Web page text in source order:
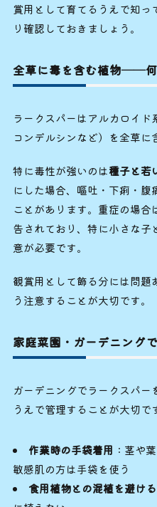
賞用として育てるうえで知
り確認しておきましょう。
全草に毒を含む植物──
ラークスパーはアルカロイド
コンデルシンなど）を全草に
特に毒性が強いのは種子と若
にした場合、嘔吐・下痢・腹
ことがあります。重症の場
告されており、特に小さな
意が必要です。
観賞用として飾る分には問題
う注意することが大切です。
家庭菜園・ガーデニング
ガーデニングでラークスパ
うえで管理することが大切で
作業時の手袋着用 ：茎や
敏感肌の方は手袋を使う
食用植物との混植を避ける